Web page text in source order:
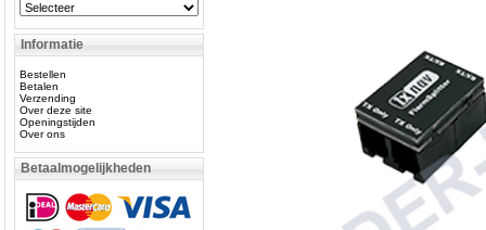
Informatie
Bestellen
Betalen
Verzending
Over deze site
Openingstijden
Over ons
Betaalmogelijkheden